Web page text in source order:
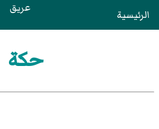
الرئيسية عريق
حكة